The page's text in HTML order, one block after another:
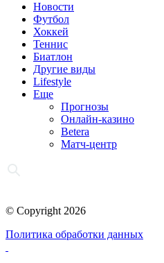
Новости
Футбол
Хоккей
Теннис
Биатлон
Другие виды
Lifestyle
Еще
Прогнозы
Онлайн-казино
Betera
Матч-центр
© Copyright 2026
Политика обработки данных